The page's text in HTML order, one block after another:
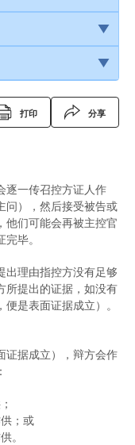
件类别
打印 分享
逐一传召控方证人作
问），然后接受被告或
他们可能会再被主控官
毕。
出理由指控方没有足够
所提出的证据，如没有
是表面证据成立）。
证据成立），辩方会作
；或
。